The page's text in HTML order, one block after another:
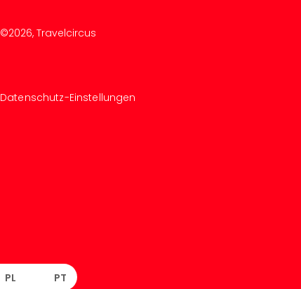
©2026, Travelcircus
Datenschutz-Einstellungen
PL PT